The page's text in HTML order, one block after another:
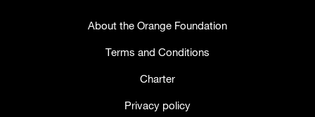
About the Orange Foundation
Terms and Conditions
Charter
Privacy policy